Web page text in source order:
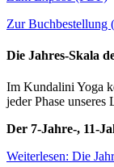
Zur Buchbestellung
Die Jahres-Skala
Im Kundalini Yoga
jeder Phase unseres
Der 7-Jahre-, 11-
Weiterlesen: Die